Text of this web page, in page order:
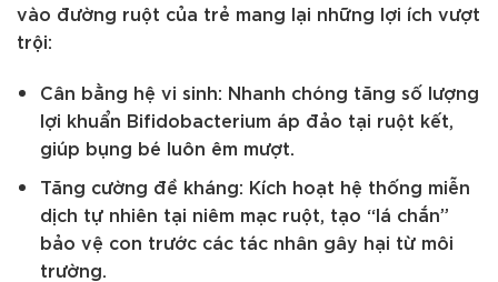
vào đường ruột của trẻ mang lại những lợi ích vượt
trội:
Cân bằng hệ vi sinh: Nhanh chóng tăng số lượng
lợi khuẩn Bifidobacterium áp đảo tại ruột kết,
giúp bụng bé luôn êm mượt.
Tăng cường đề kháng: Kích hoạt hệ thống miễn
dịch tự nhiên tại niêm mạc ruột, tạo “lá chắn”
bảo vệ con trước các tác nhân gây hại từ môi
trường.